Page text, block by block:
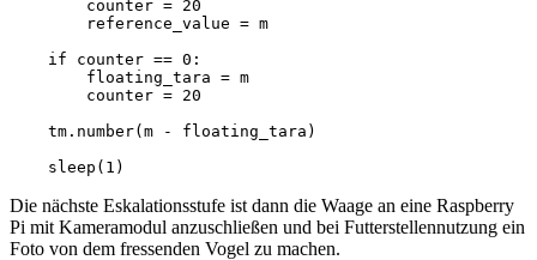
        counter = 20
        reference_value = m
    if counter == 0:
        floating_tara = m
        counter = 20
    tm.number(m - floating_tara)
Die nächste Eskalationsstufe ist dann die Waage an eine Raspberry
Pi mit Kameramodul anzuschließen und bei Futterstellennutzung ein
Foto von dem fressenden Vogel zu machen.